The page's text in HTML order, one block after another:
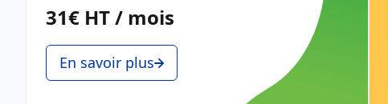
31€ HT / mois
En savoir plus